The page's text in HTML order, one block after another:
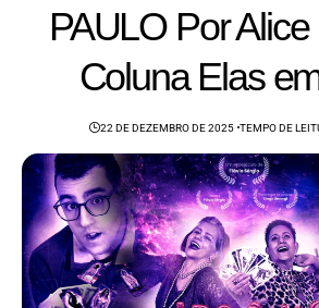
PAULO Por
Coluna Elas
22 DE DEZEMBRO DE 2025 TEMPO DE